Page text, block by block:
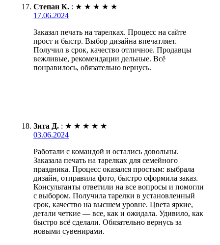
Степан К. : ★ ★ ★ ★ ★
17.06.2024
Заказал печать на тарелках. Процесс на сайте
прост и быстр. Выбор дизайна впечатляет.
Получил в срок, качество отличное. Продавцы
вежливые, рекомендации дельные. Всё
понравилось, обязательно вернусь.
Зита Д. : ★ ★ ★ ★ ★
03.06.2024
Работали с командой и остались довольны.
Заказала печать на тарелках для семейного
праздника. Процесс оказался простым: выбрала
дизайн, отправила фото, быстро оформила заказ.
Консультанты ответили на все вопросы и помогли
с выбором. Получила тарелки в установленный
срок, качество на высшем уровне. Цвета яркие,
детали четкие — все, как и ожидала. Удивило, как
быстро всё сделали. Обязательно вернусь за
новыми сувенирами.